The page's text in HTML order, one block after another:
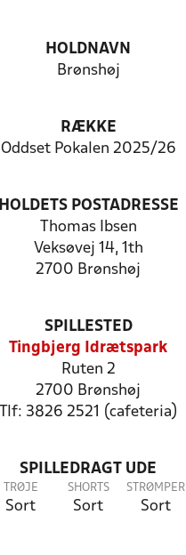
HOLDNAVN
Brønshøj
RÆKKE
Oddset Pokalen 2025/26
HOLDETS POSTADRESSE
Thomas Ibsen
Veksøvej 14, 1th
2700 Brønshøj
SPILLESTED
Tingbjerg Idrætspark
Ruten 2
2700 Brønshøj
Tlf: 3826 2521 (cafeteria)
SPILLEDRAGT UDE
TRØJE
Sort
SHORTS
Sort
STRØMPER
Sort